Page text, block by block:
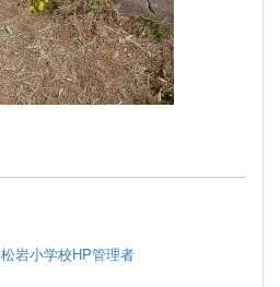
松岩小学校HP管理者